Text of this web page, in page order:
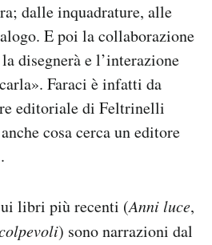
dalle inquadrature, alle
E poi la collaborazione
disegnerà e l’interazione
Faraci è infatti da
editoriale di Feltrinelli
cosa cerca un editore
libri più recenti (Anni luce,
) sono narrazioni dal